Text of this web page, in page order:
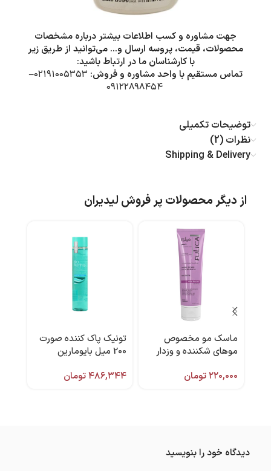
جهت مشاوره و کسب اطلاعات بیشتر درباره مشخصات
محصولات، قیمت، پروسه ارسال و… می‌توانید از طریق زیر
با کارشناسان ما در ارتباط باشید:
تماس مستقیم با واحد مشاوره و فروش: ۰۲۱۹۱۰۰۵۳۵۳–
۰۹۱۲۲۸۹۸۴۵۴
توضیحات تکمیلی
نظرات (2)
Shipping & Delivery
از دیگر محصولات پر فروش لیدیران
ماسک مو مخصوص
موهای شکننده و وزدار
۲۲۰,۰۰۰تومان
تونیک پاک کننده صورت
200 میل بایومارین
۴۸۶,۳۴۴تومان
دیدگاه خود را بنویسید